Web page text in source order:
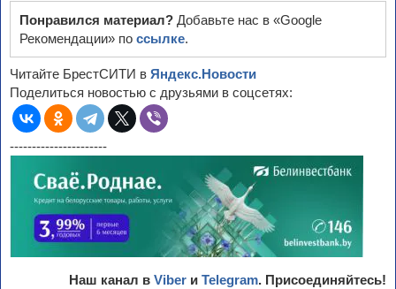
Понравился материал? Добавьте нас в «Google
Рекомендации» по ссылке.
Читайте БрестСИТИ в Яндекс.Новости
Поделиться новостью с друзьями в соцсетях:
----------------------
Наш канал в Viber и Telegram. Присоединяйтесь!